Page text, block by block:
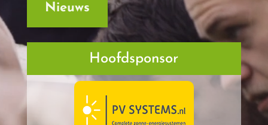
Nieuws
Hoofdsponsor